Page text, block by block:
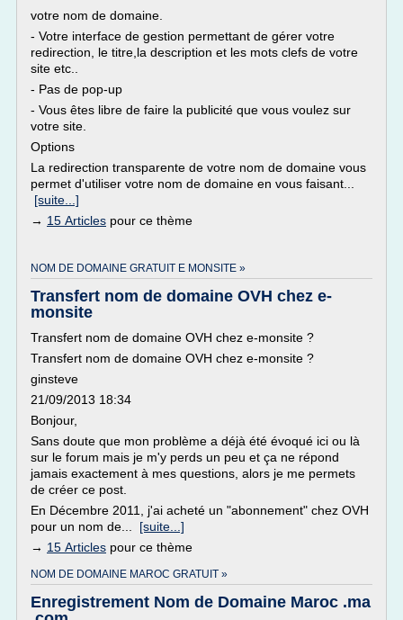
votre nom de domaine.
- Votre interface de gestion permettant de gérer votre
redirection, le titre,la description et les mots clefs de votre
site etc..
- Pas de pop-up
- Vous êtes libre de faire la publicité que vous voulez sur
votre site.
Options
La redirection transparente de votre nom de domaine vous
permet d'utiliser votre nom de domaine en vous faisant...
[suite...]
→ 15 Articles pour ce thème
NOM DE DOMAINE GRATUIT E MONSITE »
Transfert nom de domaine OVH chez e-
monsite
Transfert nom de domaine OVH chez e-monsite ?
Transfert nom de domaine OVH chez e-monsite ?
ginsteve
21/09/2013 18:34
Bonjour,
Sans doute que mon problème a déjà été évoqué ici ou là
sur le forum mais je m'y perds un peu et ça ne répond
jamais exactement à mes questions, alors je me permets
de créer ce post.
En Décembre 2011, j'ai acheté un "abonnement" chez OVH
pour un nom de... [suite...]
→ 15 Articles pour ce thème
NOM DE DOMAINE MAROC GRATUIT »
Enregistrement Nom de Domaine Maroc .ma